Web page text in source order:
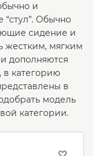
и
Обычно
сидение и
жестким, мягким
дополняются
в категорию
в
модель
категории.